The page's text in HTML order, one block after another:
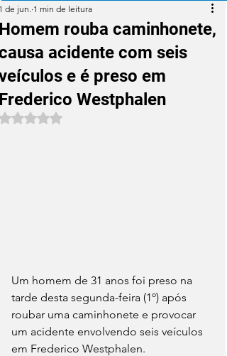
rouba caminhonete,
acidente com seis
e é preso em
Westphalen
de jun. 1 min de leitura
Avaliado com NaN de 5 estrelas.
Um homem de 31 anos foi preso na
tarde desta segunda-feira (1º) após
roubar uma caminhonete e provocar
um acidente envolvendo seis veículos
em Frederico Westphalen.